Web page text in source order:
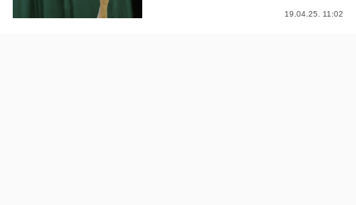
19.04.25. 11:02